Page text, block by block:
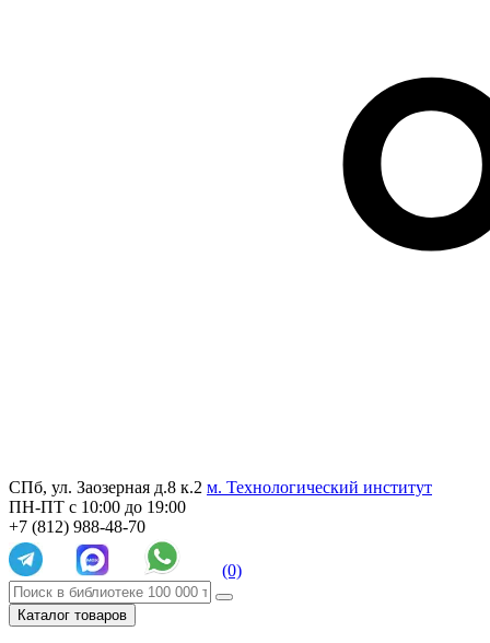
СПб, ул. Заозерная д.8 к.2 м. Технологический институт
ПН-ПТ с 10:00 до 19:00
+7 (812) 988-48-70
(0)
Каталог товаров